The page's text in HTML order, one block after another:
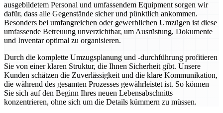
ausgebildetem Personal und umfassendem Equipment sorgen wir
dafür, dass alle Gegenstände sicher und pünktlich ankommen.
Besonders bei umfangreichen oder gewerblichen Umzügen ist diese
umfassende Betreuung unverzichtbar, um Ausrüstung, Dokumente
und Inventar optimal zu organisieren.
Durch die komplette Umzugsplanung und -durchführung profitieren
Sie von einer klaren Struktur, die Ihnen Sicherheit gibt. Unsere
Kunden schätzen die Zuverlässigkeit und die klare Kommunikation,
die während des gesamten Prozesses gewährleistet ist. So können
Sie sich auf den Beginn Ihres neuen Lebensabschnitts
konzentrieren, ohne sich um die Details kümmern zu müssen.